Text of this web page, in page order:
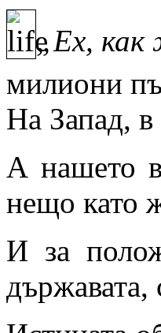
„Ех,
милиони
На Запад,
А нашето
нещо като
И за